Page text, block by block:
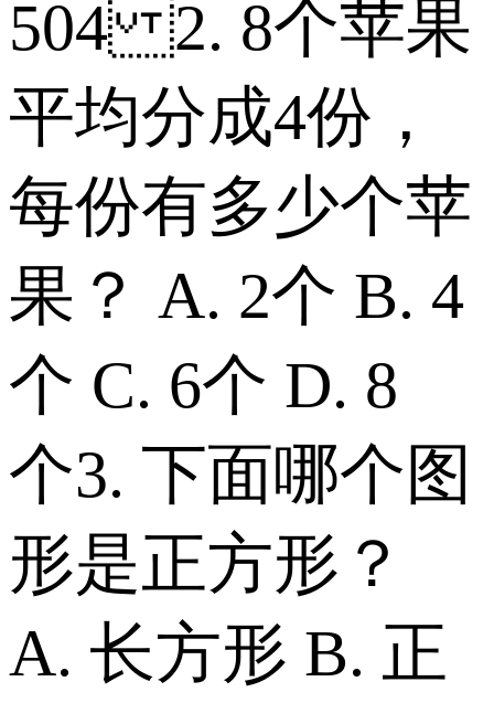
504 2. 8个苹果
平均分成4份，
每份有多少个苹
果？ A. 2个 B. 4
个 C. 6个 D. 8
个 3. 下面哪个图
形是正方形？
A. 长方形 B. 正